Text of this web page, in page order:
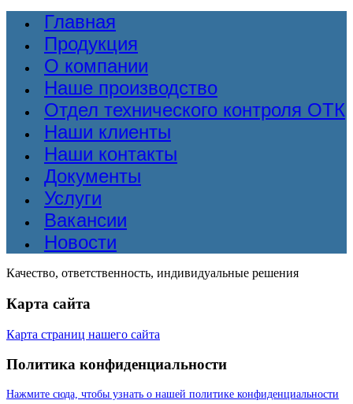
Главная
Продукция
О компании
Наше производство
Отдел технического контроля ОТК
Наши клиенты
Наши контакты
Документы
Услуги
Вакансии
Новости
Качество, ответственность, индивидуальные решения
Карта сайта
Карта страниц нашего сайта
Политика конфиденциальности
Нажмите сюда, чтобы узнать о нашей политике конфиденциальности